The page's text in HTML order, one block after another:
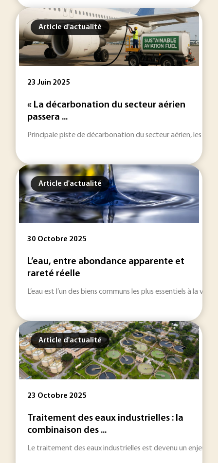
Article d'actualité
23 Juin 2025
« La décarbonation du secteur aérien
passera ...
Principale piste de décarbonation du secteur aérien, les
Article d'actualité
30 Octobre 2025
L’eau, entre abondance apparente et
rareté réelle
L’eau est l’un des biens communs les plus essentiels à la
Article d'actualité
23 Octobre 2025
Traitement des eaux industrielles : la
combinaison des ...
Le traitement des eaux industrielles est devenu un enjeu